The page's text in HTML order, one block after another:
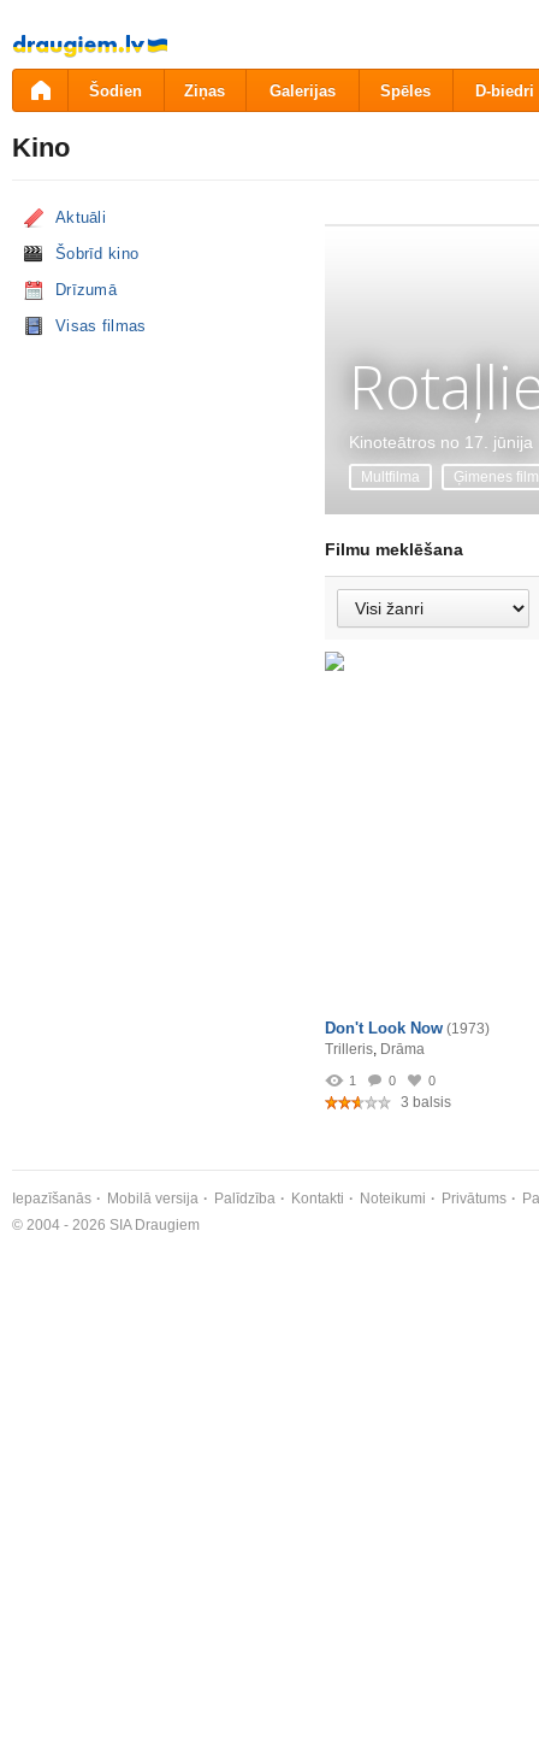
Pāriet
uz
saturu
Šodien Ziņas Galerijas Spēles D-biedri
Kino
Aktuāli
Šobrīd kino
Drīzumā
Visas filmas
Kinoteātros no 17. jūnija
Multfilma Ģimenes
Filmu meklēšana
Don't Look Now (1973)
Trilleris, Drāma
1 0 0
3 balsis
Iepazīšanās Mobilā versija Palīdzība Kontakti Noteikumi Privātums
© 2004 - 2026 SIA Draugiem